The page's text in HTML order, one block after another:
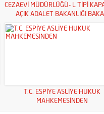
CEZAEVİ MÜDÜRLÜĞÜ- L TİPİ
AÇIK ADALET BAKANLIĞI
T.C. ESPİYE ASLİYE HUKUK
MAHKEMESİNDEN